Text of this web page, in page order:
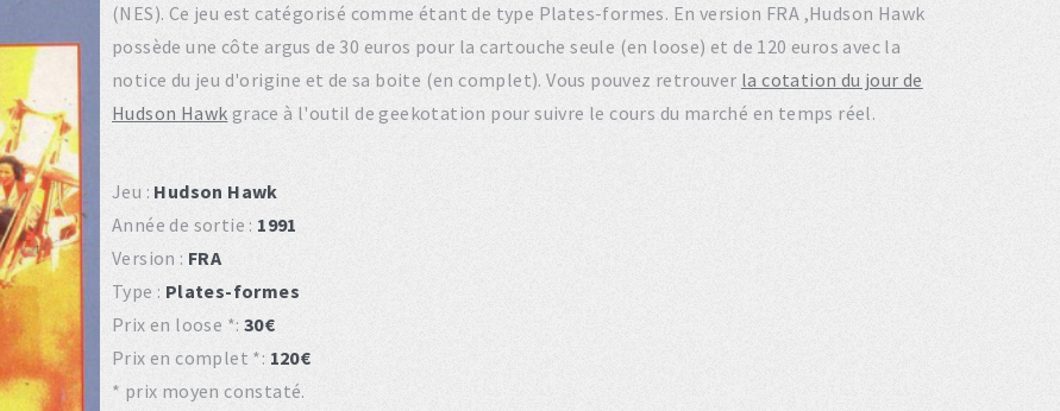
(NES). Ce jeu est catégorisé comme étant de type Plates-formes. En version FRA ,Hudson Hawk
possède une côte argus de 30 euros pour la cartouche seule (en loose) et de 120 euros avec la
notice du jeu d'origine et de sa boite (en complet). Vous pouvez retrouver la cotation du jour de
Hudson Hawk grace à l'outil de geekotation pour suivre le cours du marché en temps réel.
Jeu : Hudson Hawk
Année de sortie : 1991
Version : FRA
Type : Plates-formes
Prix en loose *: 30€
Prix en complet *: 120€
* prix moyen constaté.